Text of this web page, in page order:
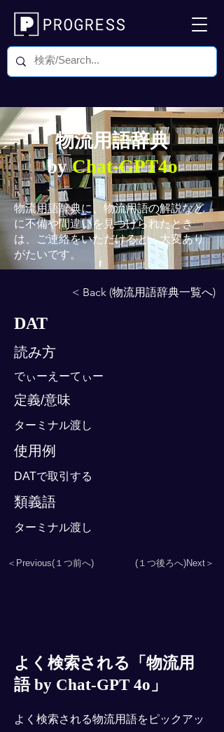
物流用語辞典
byChat-GPT4o
物流用語辞典に、物流用語の解説など
に不備や間違いを見つけられたとき
は、ご連絡をいただけると、大変あり
がたいです。
< Back (物流用語辞典一覧へ)
DAT
読み方
でぃーえーてぃー
定義/意味
ターミナル渡し
使用例
DATで取引する
類義語
ターミナル渡し
＜Previous(１つ前へ) (１つ後ろへ)Next＞
よく検索される「物流用
語 by Chat-GPT 4o」
よく検索される物流用語をピックアッ